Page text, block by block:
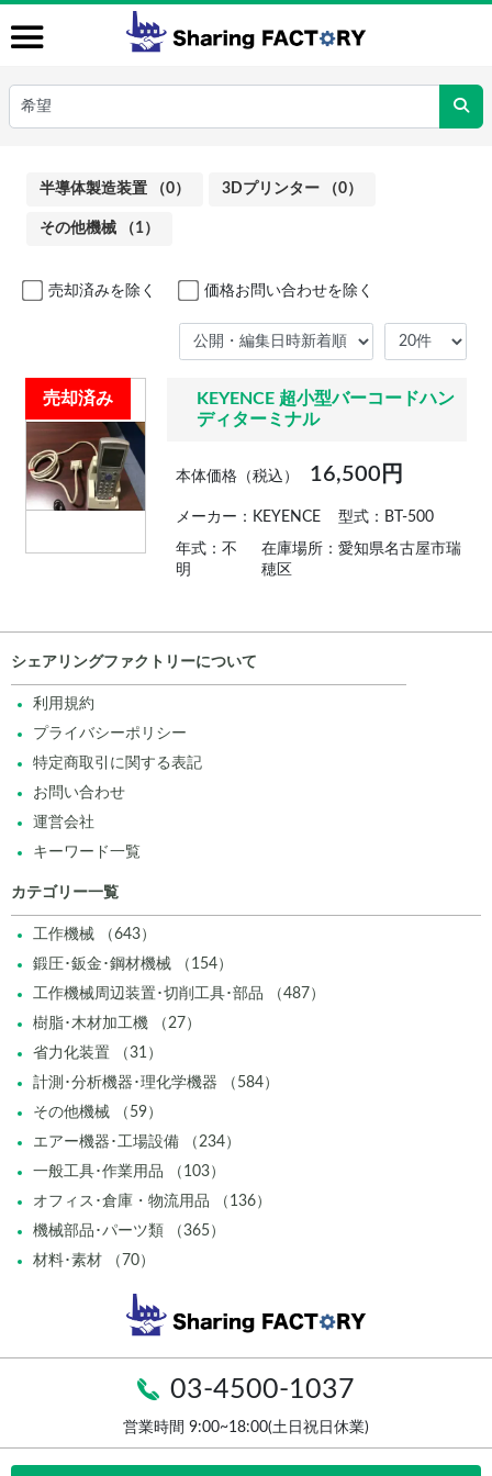
半導体製造装置 （0） 3Dプリンター （0）
その他機械 （1）
売却済みを除く 価格お問い合わせを除く
売却済み
KEYENCE 超小型バーコードハン
ディターミナル
本体価格（税込） 16,500円
メーカー：KEYENCE 型式：BT-500
年式：不
明
在庫場所：愛知県名古屋市瑞
穂区
03-4500-1037
営業時間 9:00~18:00(土日祝日休業)
シェアリングファクトリーについて
利用規約
プライバシーポリシー
特定商取引に関する表記
お問い合わせ
運営会社
キーワード一覧
カテゴリー一覧
工作機械 （643）
鍛圧･鈑金･鋼材機械 （154）
工作機械周辺装置･切削工具･部品 （487）
樹脂･木材加工機 （27）
省力化装置 （31）
計測･分析機器･理化学機器 （584）
その他機械 （59）
エアー機器･工場設備 （234）
一般工具･作業用品 （103）
オフィス･倉庫・物流用品 （136）
機械部品･パーツ類 （365）
材料･素材 （70）